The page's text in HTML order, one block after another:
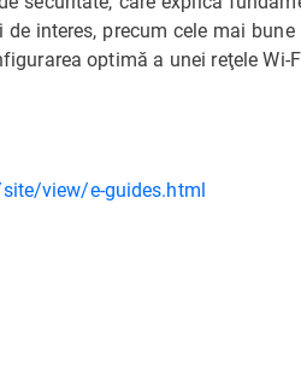
interes, precum cele mai
optimă a unei reţele
view/e-guides.html